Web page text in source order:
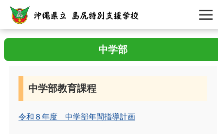
中学部
中学部教育課程
令和８年度 中学部年間指導計画